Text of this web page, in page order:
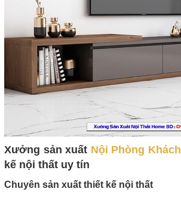
Xưởng sản xuất Nội Phòng Khách
kế nội thất uy tín
Chuyên sản xuất thiết kế nội thất